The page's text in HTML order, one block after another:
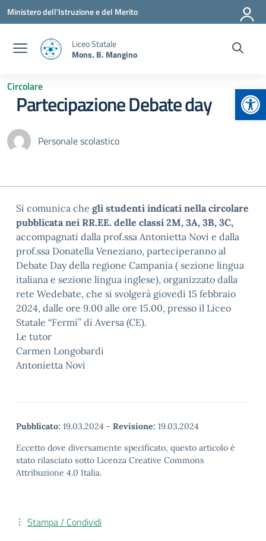
Vai ai contenuti
Vai al menu di navigazione
Vai al footer
Ministero dell'Istruzione e del Merito
Liceo Statale
Mons. B. Mangino
Circolare
Partecipazione Debate day
Personale scolastico
Si comunica che gli studenti indicati nella circolare
pubblicata nei RR.EE. delle classi 2M, 3A, 3B, 3C,
accompagnati dalla prof.ssa Antonietta Novi e dalla
prof.ssa Donatella Veneziano, parteciperanno al
Debate Day della regione Campania ( sezione lingua
italiana e sezione lingua inglese), organizzato dalla
rete Wedebate, che si svolgerà giovedì 15 febbraio
2024, dalle ore 9.00 alle ore 15.00, presso il Liceo
Statale “Fermi” di Aversa (CE).
Le tutor
Carmen Longobardi
Antonietta Novi
Pubblicato: 19.03.2024 - Revisione: 19.03.2024
Eccetto dove diversamente specificato, questo articolo è
stato rilasciato sotto Licenza Creative Commons
Attribuzione 4.0 Italia.
Stampa / Condividi